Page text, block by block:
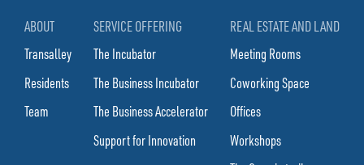
ABOUT
Transalley
Residents
Team
SERVICE OFFERING
The Incubator
The Business Incubator
The Business Accelerator
Support for Innovation
REAL ESTATE AND LAND
Meeting Rooms
Coworking Space
Offices
Workshops